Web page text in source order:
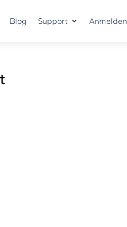
Blog Support Anmelden